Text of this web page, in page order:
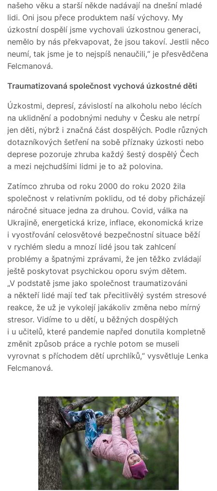
našeho věku a starší někde nadávají na dnešní mladé
lidi. Oni jsou přece produktem naší výchovy. My
úzkostní dospělí jsme vychovali úzkostnou generaci,
nemělo by nás překvapovat, že jsou takoví. Jestli něco
neumí, tak jsme je to nejspíš nenaučili,“ je přesvědčena
Felcmanová.
Traumatizovaná společnost vychová úzkostné děti
Úzkostmi, depresí, závislostí na alkoholu nebo lécích
na uklidnění a podobnými neduhy v Česku ale netrpí
jen děti, nýbrž i značná část dospělých. Podle různých
dotazníkových šetření na sobě příznaky úzkosti nebo
deprese pozoruje zhruba každý šestý dospělý Čech
a mezi nejchudšími lidmi je to až polovina.
Zatímco zhruba od roku 2000 do roku 2020 žila
společnost v relativním poklidu, od té doby přicházejí
náročné situace jedna za druhou. Covid, válka na
Ukrajině, energetická krize, inflace, ekonomická krize
i vyostřování celosvětové bezpečnostní situace běží
v rychlém sledu a mnozí lidé jsou tak zahlcení
problémy a špatnými zprávami, že jen těžko zvládají
ještě poskytovat psychickou oporu svým dětem.
„V podstatě jsme jako společnost traumatizováni
a někteří lidé mají teď tak přecitlivělý systém stresové
reakce, že už je vykolejí jakákoliv změna nebo mírný
stresor. Vidíme to u dětí, u běžných dospělých
i u učitelů, které pandemie napřed donutila kompletně
změnit způsob práce a rychle potom se museli
vyrovnat s příchodem dětí uprchlíků,“ vysvětluje Lenka
Felcmanová.